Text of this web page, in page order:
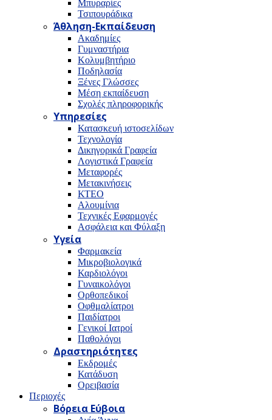
Μπυραρίες
Τσιπουράδικα
Άθληση-Εκπαίδευση
Ακαδημίες
Γυμναστήρια
Κολυμβητήριο
Ποδηλασία
Ξένες Γλώσσες
Μέση εκπαίδευση
Σχολές πληροφορικής
Υπηρεσίες
Κατασκευή ιστοσελίδων
Τεχνολογία
Δικηγορικά Γραφεία
Λογιστικά Γραφεία
Μεταφορές
Μετακινήσεις
ΚΤΕΟ
Αλουμίνια
Τεχνικές Εφαρμογές
Ασφάλεια και Φύλαξη
Υγεία
Φαρμακεία
Μικροβιολογικά
Καρδιολόγοι
Γυναικολόγοι
Ορθοπεδικοί
Οφθμαλίατροι
Παιδίατροι
Γενικοί Ιατροί
Παθολόγοι
Δραστηριότητες
Εκδρομές
Κατάδυση
Ορειβασία
Περιοχές
Βόρεια Εύβοια